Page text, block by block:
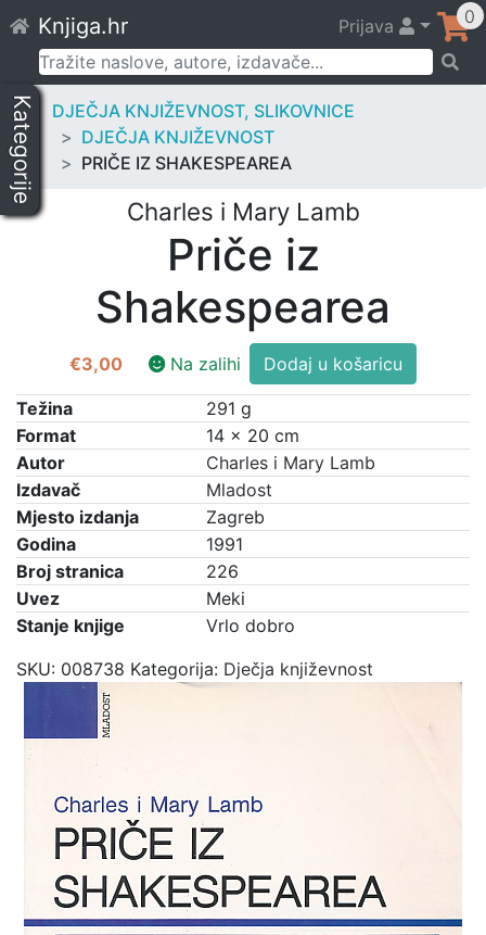
to
content
Knjiga.hr Prijava 0
Pretraži:
Kategorije
DJEČJA KNJIŽEVNOST, SLIKOVNICE
DJEČJA KNJIŽEVNOST
PRIČE IZ SHAKESPEAREA
Charles i Mary Lamb
Priče iz
Shakespearea
€3,00 Na zalihi
Priče
iz
Shakespearea
količina
Dodaj u košaricu
Težina
291 g
Format
14 × 20 cm
Autor
Charles i Mary Lamb
Izdavač
Mladost
Mjesto izdanja
Zagreb
Godina
1991
Broj stranica
226
Uvez
Meki
Stanje knjige
Vrlo dobro
SKU: 008738 Kategorija: Dječja književnost